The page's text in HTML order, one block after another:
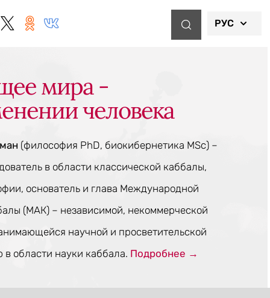
РУС
мира -
человека
(философия PhD, биокибернетика MSc) –
в области классической каббалы,
основатель и глава Международной
(МАК) – независимой, некоммерческой
научной и просветительской
в области науки каббала. Подробнее →